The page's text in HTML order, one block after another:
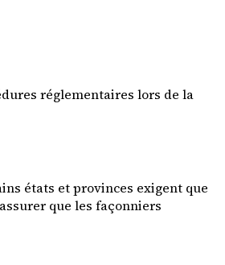
réglementaires lors de la
états et provinces exigent que
que les façonniers